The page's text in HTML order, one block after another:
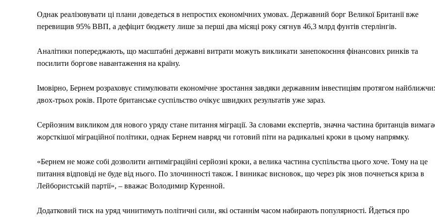
Однак реалізовувати ці плани доведеться в непростих економічних умовах. Державний борг Великої Британії вже
перевищив 95% ВВП, а дефіцит бюджету лише за перші два місяці року сягнув 46,3 млрд фунтів стерлінгів.
Аналітики попереджають, що масштабні державні витрати можуть викликати занепокоєння фінансових ринків та
посилити боргове навантаження на країну.
Імовірно, Бернем розраховує стимулювати економічне зростання завдяки державним інвестиціям протягом
двох-трьох років. Проте британське суспільство очікує швидких результатів уже зараз.
Серйозним викликом для нового уряду стане питання міграції. За словами експертів, значна частина британців
жорсткішої міграційної політики, однак Бернем навряд чи готовий піти на радикальні кроки в цьому напрямку.
«Бернем не може собі дозволити антиміграційні серйозні кроки, а велика частина суспільства цього хоче. Тому на це
питання відповіді не буде від нього. По злочинності також. І виникає висновок, що через рік знов почнеться криза в
Лейбористській партії», – вважає Володимир Куренной.
Додатковий тиск на уряд чинитимуть політичні сили, які останнім часом набирають популярності. Йдеться про